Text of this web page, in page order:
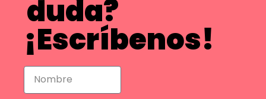
duda?
¡Escríbenos!